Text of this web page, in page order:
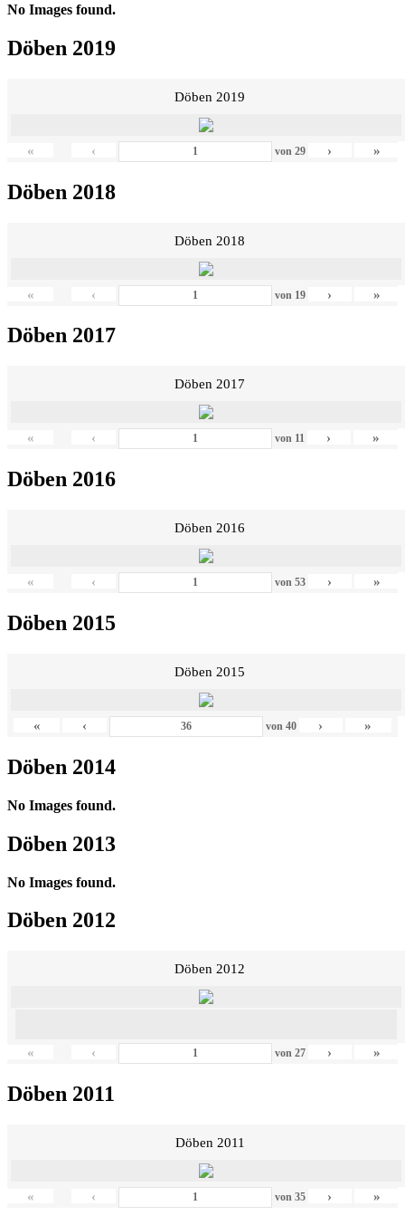
No Images found.
Döben 2019
Döben 2019
« ‹ von 29 › »
Döben 2018
Döben 2018
« ‹ von 19 › »
Döben 2017
Döben 2017
« ‹ von 11 › »
Döben 2016
Döben 2016
« ‹ von 53 › »
Döben 2015
Döben 2015
« ‹ von 40 › »
Döben 2014
No Images found.
Döben 2013
No Images found.
Döben 2012
Döben 2012
« ‹ von 27 › »
Döben 2011
Döben 2011
« ‹ von 35 › »